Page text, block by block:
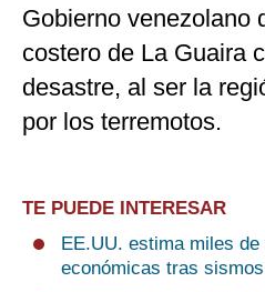
Gobierno venezolano
costero de La Guaira
desastre, al ser la
por los terremotos.
TE PUEDE INTERESAR
EE.UU. estima miles
económicas tras